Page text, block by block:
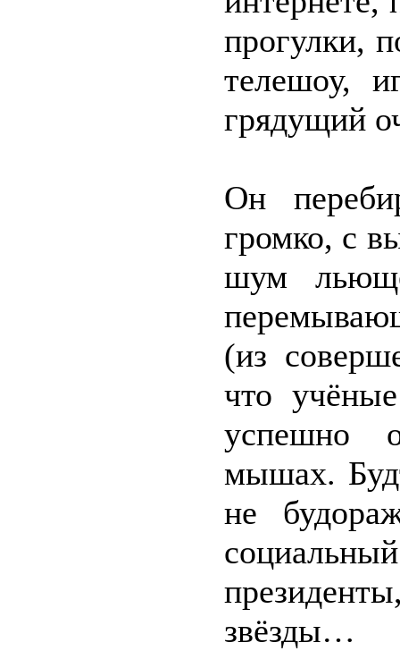
прогулки,
телешоу,
грядущий
Он
громко, с
шум
(из
что
успешно
мышах.
не
звёзды…